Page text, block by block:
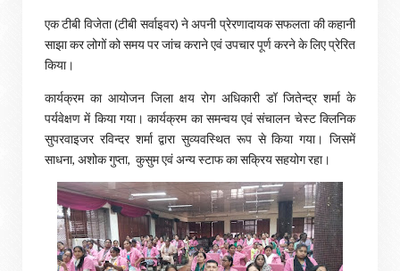
एक टीबी विजेता (टीबी सर्वाइवर) ने अपनी प्रेरणादायक सफलता की कहानी
साझा कर लोगों को समय पर जांच कराने एवं उपचार पूर्ण करने के लिए प्रेरित
किया।
कार्यक्रम का आयोजन जिला क्षय रोग अधिकारी डॉ जितेन्द्र शर्मा के
पर्यवेक्षण में किया गया। कार्यक्रम का समन्वय एवं संचालन चेस्ट क्लिनिक
सुपरवाइजर रविन्दर शर्मा द्वारा सुव्यवस्थित रूप से किया गया। जिसमें
साधना, अशोक गुप्ता, कुसुम एवं अन्य स्टाफ का सक्रिय सहयोग रहा।